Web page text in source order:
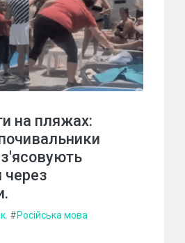
на пляжах:
з'ясовують
через
#Російська мова